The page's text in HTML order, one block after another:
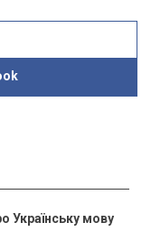
Українську мову